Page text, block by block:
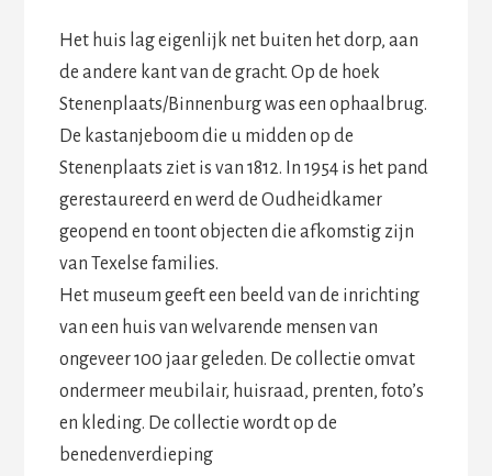
Het huis lag eigenlijk net buiten het dorp, aan
de andere kant van de gracht. Op de hoek
Stenenplaats/Binnenburg was een ophaalbrug.
De kastanjeboom die u midden op de
Stenenplaats ziet is van 1812. In 1954 is het pand
gerestaureerd en werd de Oudheidkamer
geopend en toont objecten die afkomstig zijn
van Texelse families.
Het museum geeft een beeld van de inrichting
van een huis van welvarende mensen van
ongeveer 100 jaar geleden. De collectie omvat
ondermeer meubilair, huisraad, prenten, foto’s
en kleding. De collectie wordt op de
benedenverdieping